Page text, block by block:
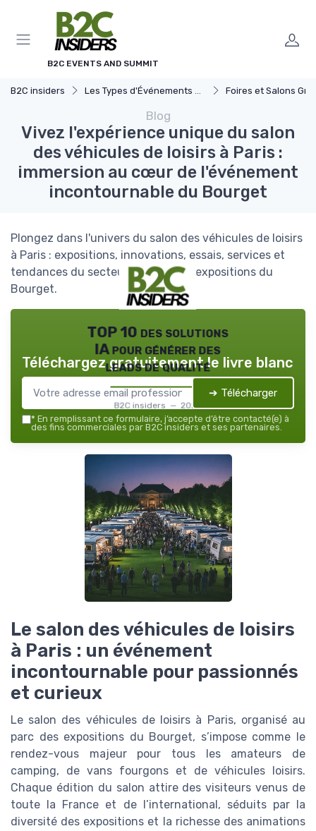
B2C EVENTS AND SUMMIT
B2C insiders Les Types d'Événements B2C Foires et Salons Grand
Blog
Vivez l'expérience unique du salon
des véhicules de loisirs à Paris :
immersion au cœur de l'événement
incontournable du Bourget
Plongez dans l'univers du salon des véhicules de loisirs
à Paris : expositions, innovations, essais, services et
tendances du secteur au parc des expositions du
Bourget.
TOP 10 des solutions
IA pour générer des
leads de qualité
B2C insiders — 2026
Téléchargez gratuitement le livre blanc
➔ Télécharger
* En remplissant ce formulaire, j’accepte d’être contacté(e) à
des fins commerciales par B2C insiders et ses partenaires.
Le salon des véhicules de loisirs
à Paris : un événement
incontournable pour passionnés
et curieux
Le salon des véhicules de loisirs à Paris, organisé au
parc des expositions du Bourget, s’impose comme le
rendez-vous majeur pour tous les amateurs de
camping, de vans fourgons et de véhicules loisirs.
Chaque édition du salon attire des visiteurs venus de
toute la France et de l’international, séduits par la
diversité des expositions et la richesse des animations
Panneau de gestion des cookies